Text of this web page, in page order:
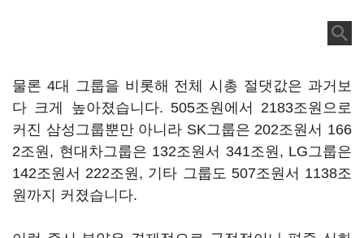
물론 4대 그룹을 비롯해 전체 시총 절댓값은 과거보
다 크게 높아졌습니다. 505조원에서 2183조원으로
커진 삼성그룹뿐만 아니라 SK그룹은 202조원서 166
2조원, 현대차그룹은 132조원서 341조원, LG그룹은
142조원서 222조원, 기타 그룹도 507조원서 1138조
원까지 커졌습니다.